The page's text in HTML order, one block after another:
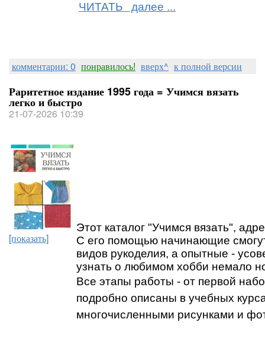
ЧИТАТЬ далее ...
комментарии: 0 понравилось! вверх^ к полной версии
Раритетное издание 1995 года = Учимся вязать
легко и быстро
21-07-2026 10:39
[показать]
Этот каталог "Учимся вязать",
С его помощью начинающие
видов рукоделия, а опытные -
узнать о любимом хобби немало
Все этапы работы - от первой
подробно описаны в учебных
многочисленными рисунками и